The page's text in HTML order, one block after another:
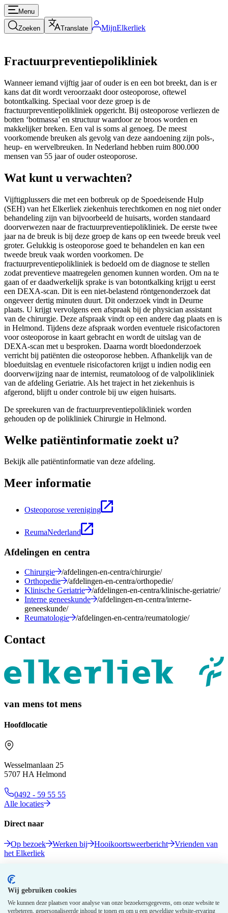
Wij gebruiken cookies
We kunnen deze plaatsen voor analyse van onze bezoekersgegevens, om onze website te
verbeteren, gepersonaliseerde inhoud te tonen en om u een geweldige website-ervaring
Menu
Zoeken Translate MijnElkerliek
Fractuurpreventiepolikliniek
Wanneer iemand vijftig jaar of ouder is en een bot breekt, dan is er
kans dat dit wordt veroorzaakt door osteoporose, oftewel
botontkalking. Speciaal voor deze groep is de
fractuurpreventiepolikliniek opgericht. Bij osteoporose verliezen de
botten ‘botmassa’ en structuur waardoor ze broos worden en
makkelijker breken. Een val is soms al genoeg. De meest
voorkomende breuken als gevolg van deze aandoening zijn pols-,
heup- en wervelbreuken. In Nederland hebben ruim 800.000
mensen van 55 jaar of ouder osteoporose.
Wat kunt u verwachten?
Vijftigplussers die met een botbreuk op de Spoedeisende Hulp
(SEH) van het Elkerliek ziekenhuis terechtkomen en nog niet onder
behandeling zijn van bijvoorbeeld de huisarts, worden standaard
doorverwezen naar de fractuurpreventiepolikliniek. De eerste twee
jaar na de breuk is bij deze groep de kans op een tweede breuk veel
groter. Gelukkig is osteoporose goed te behandelen en kan een
tweede breuk vaak worden voorkomen. De
fractuurpreventiepolikliniek is bedoeld om de diagnose te stellen
zodat preventieve maatregelen genomen kunnen worden. Om na te
gaan of er daadwerkelijk sprake is van botontkalking krijgt u eerst
een DEXA-scan. Dit is een niet-belastend röntgenonderzoek dat
ongeveer dertig minuten duurt. Dit onderzoek vindt in Deurne
plaats. U krijgt vervolgens een afspraak bij de physician assistant
van de chirurgie. Deze afspraak vindt op een andere dag plaats en is
in Helmond. Tijdens deze afspraak worden eventuele risicofactoren
voor osteoporose in kaart gebracht en wordt de uitslag van de
DEXA-scan met u besproken. Daarna wordt bloedonderzoek
verricht bij patiënten die osteoporose hebben. Afhankelijk van de
bloeduitslag en eventuele risicofactoren krijgt u indien nodig een
doorverwijzing naar de internist, reumatoloog of de valpolikliniek
van de afdeling Geriatrie. Als het traject in het ziekenhuis is
afgerond, blijft u onder controle bij uw eigen huisarts.
De spreekuren van de fractuurpreventiepolikliniek worden
gehouden op de polikliniek Chirurgie in Helmond.
Welke patiëntinformatie zoekt u?
Bekijk alle patiëntinformatie van deze afdeling.
Meer informatie
Osteoporose vereniging
ReumaNederland
Afdelingen en centra
Chirurgie
/afdelingen-en-centra/chirurgie/
Orthopedie
/afdelingen-en-centra/orthopedie/
Klinische Geriatrie
/afdelingen-en-centra/klinische-geriatrie/
Interne geneeskunde
/afdelingen-en-centra/interne-
geneeskunde/
Reumatologie
/afdelingen-en-centra/reumatologie/
Contact
van mens tot mens
Hoofdlocatie
Wesselmanlaan 25
5707 HA Helmond
0492 - 59 55 55
Alle locaties
Direct naar
Op bezoek Werken bij Hooikoortsweerbericht
Vrienden van
het Elkerliek
Volg ons